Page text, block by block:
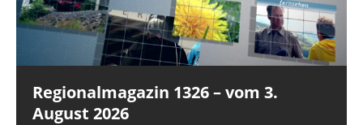
Regionalmagazin 1326 – vom 3.
August 2026